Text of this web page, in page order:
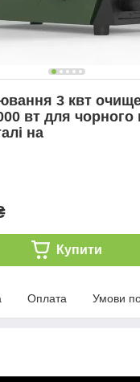
3 квт
вт для чорного
на
Купити
Оплата Умови